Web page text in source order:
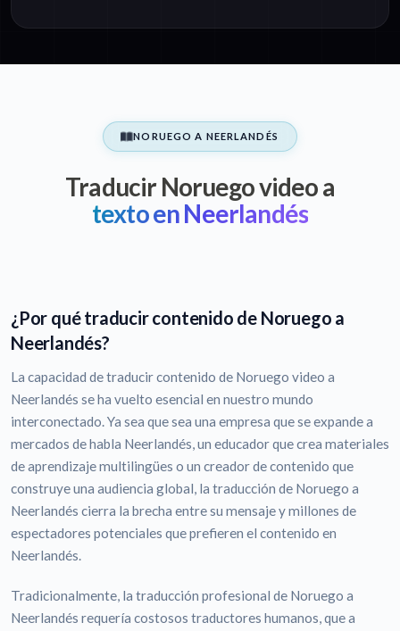
NORUEGO A NEERLANDÉS
Traducir Noruego video a
texto en Neerlandés
¿Por qué traducir contenido de Noruego a
Neerlandés?
La capacidad de traducir contenido de Noruego video a
Neerlandés se ha vuelto esencial en nuestro mundo
interconectado. Ya sea que sea una empresa que se expande a
mercados de habla Neerlandés, un educador que crea materiales
de aprendizaje multilingües o un creador de contenido que
construye una audiencia global, la traducción de Noruego a
Neerlandés cierra la brecha entre su mensaje y millones de
espectadores potenciales que prefieren el contenido en
Neerlandés.
Tradicionalmente, la traducción profesional de Noruego a
Neerlandés requería costosos traductores humanos, que a